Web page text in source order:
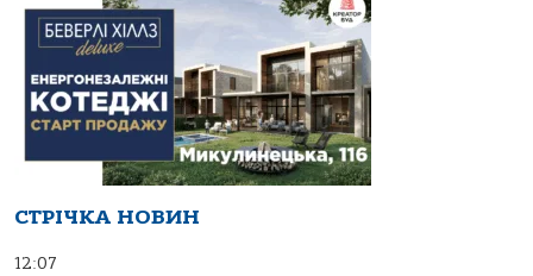
СТРІЧКА НОВИН
12:07